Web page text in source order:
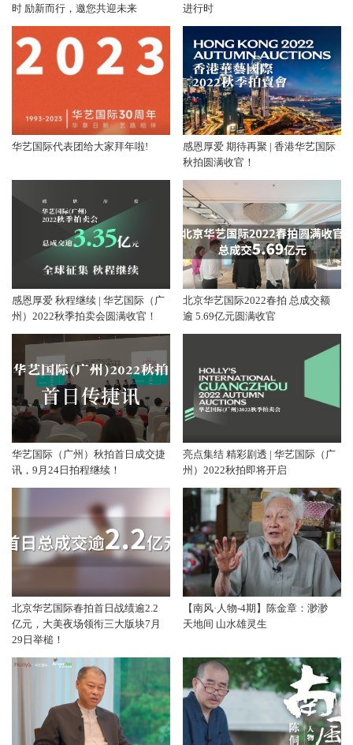
时 励新而行，邀您共迎未来
进行时
华艺国际代表团给大家拜年啦!
感恩厚爱 期待再聚 | 香港华艺国际
秋拍圆满收官！
感恩厚爱 秋程继续 | 华艺国际（广
州）2022秋季拍卖会圆满收官！
北京华艺国际2022春拍 总成交额
逾 5.69亿元圆满收官
华艺国际（广州）秋拍首日成交捷
讯，9月24日拍程继续！
亮点集结 精彩剧透 | 华艺国际（广
州）2022秋拍即将开启
北京华艺国际春拍首日战绩逾2.2
亿元，大美夜场领衔三大版块7月
29日举槌！
【南风·人物-4期】陈金章：渺渺
天地间 山水雄灵生